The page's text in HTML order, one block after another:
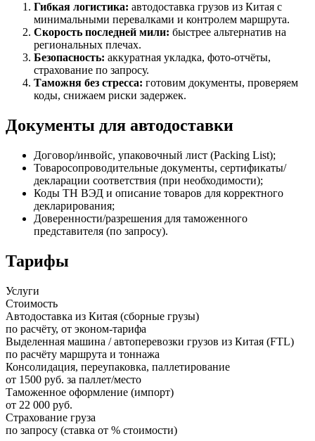
Гибкая логистика: автодоставка грузов из Китая с
минимальными перевалками и контролем маршрута.
Скорость последней мили: быстрее альтернатив на
региональных плечах.
Безопасность: аккуратная укладка, фото-отчёты,
страхование по запросу.
Таможня без стресса: готовим документы, проверяем
коды, снижаем риски задержек.
Документы для автодоставки
Договор/инвойс, упаковочный лист (Packing List);
Товаросопроводительные документы, сертификаты/
декларации соответствия (при необходимости);
Коды ТН ВЭД и описание товаров для корректного
декларирования;
Доверенности/разрешения для таможенного
представителя (по запросу).
Тарифы
Услуги
Стоимость
Автодоставка из Китая (сборные грузы)
по расчёту, от эконом-тарифа
Выделенная машина / автоперевозки грузов из Китая (FTL)
по расчёту маршрута и тоннажа
Консолидация, переупаковка, паллетирование
от 1500 руб. за паллет/место
Таможенное оформление (импорт)
от 22 000 руб.
Страхование груза
по запросу (ставка от % стоимости)